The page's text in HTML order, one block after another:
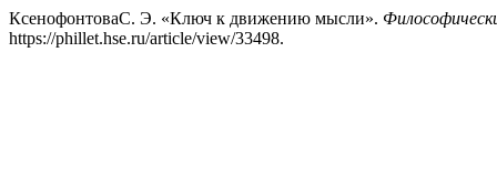
КсенофонтоваС. Э. «Ключ к движению мысли».
https://phillet.hse.ru/article/view/33498.